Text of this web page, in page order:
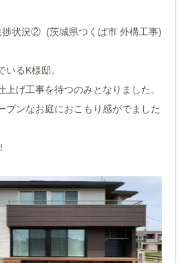
状況② (茨城県つくば市 外構工事)
るK様邸。
上げ工事を待つのみとなりました。
プンなお庭におこもり感がでました